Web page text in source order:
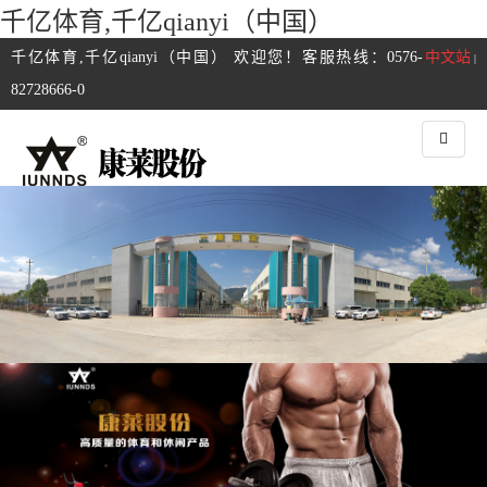
千亿体育,千亿qianyi（中国）
中文站 |
千亿体育,千亿qianyi（中国） 欢迎您！客服热线：0576-
82728666-0